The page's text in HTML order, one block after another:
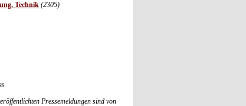
Technik (2305)
Pressemeldungen sind von